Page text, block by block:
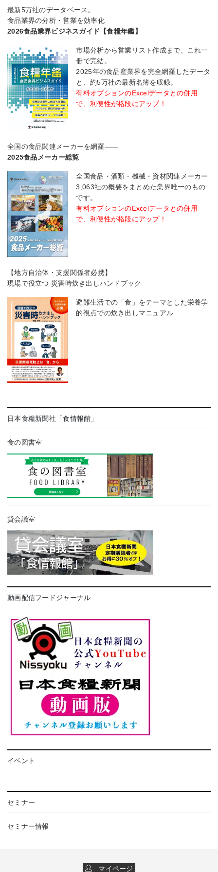
最新5万社のデータベース。
食品業界の分析・営業を効率化
2026食品業界ビジネスガイド【食糧年鑑】
市場分析から営業リスト作成まで、これ一
冊で完結。
2025年の食品産業界を完全網羅したデータ
と、約5万社の最新名簿を収録。
有料オプションのExcelデータとの併用
で、利便性が格段にアップ！
全国の食品関連メーカーを網羅――
2025食品メーカー総覧
全国食品・酒類・機械・資材関連メーカー
3,063社の概要をまとめた業界唯一のもの
です。
有料オプションのExcelデータとの併用
で、利便性が格段にアップ！
【地方自治体・支援関係者必携】
現場で役立つ 災害時炊き出しハンドブック
避難生活での「食」をテーマとした栄養学
的視点での炊き出しマニュアル
日本食糧新聞社「食情報館」
食の図書室
貸会議室
動画配信フードジャーナル
イベント
セミナー
セミナー情報
マイページ